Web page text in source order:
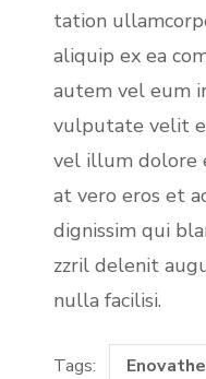
tation
aliquip ex ea
autem vel eum
vulputate velit
vel illum dolore
at vero eros et
dignissim qui
zzril delenit
nulla facilisi.
Tags: